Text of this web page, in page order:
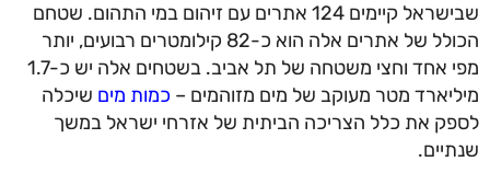
שבישראל קיימים 124 אתרים עם זיהום במי התהום. שטחם
הכולל של אתרים אלה הוא כ-82 קילומטרים רבועים, יותר
מפי אחד וחצי משטחה של תל אביב. בשטחים אלה יש כ-1.7
מיליארד מטר מעוקב של מים מזוהמים – כמות מים שיכלה
לספק את כלל הצריכה הביתית של אזרחי ישראל במשך
שנתיים.